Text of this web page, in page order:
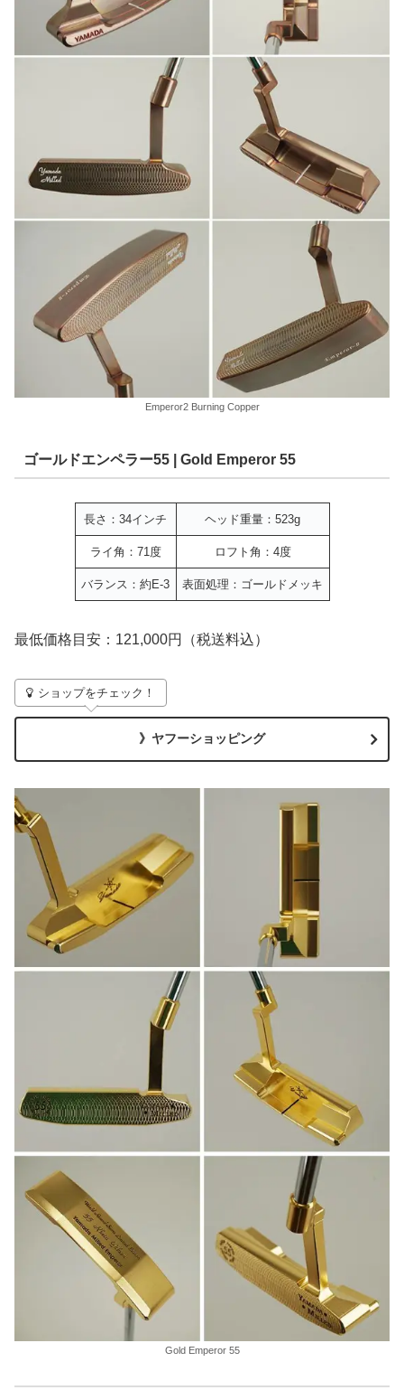
Emperor2 Burning Copper
ゴールドエンペラー55 | Gold Emperor 55
長さ：34インチ ヘッド重量：523g
ライ角：71度 ロフト角：4度
バランス：約E-3 表面処理：ゴールドメッキ
最低価格目安：121,000円（税送料込）
ショップをチェック！
》ヤフーショッピング
Gold Emperor 55